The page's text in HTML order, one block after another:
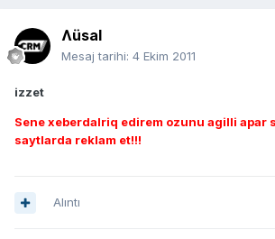
Ʌüsal
Mesaj tarihi: 4 Ekim 2011
izzet
Sene xeberdalriq edirem ozunu agilli apar
saytlarda reklam et!!!
Alıntı